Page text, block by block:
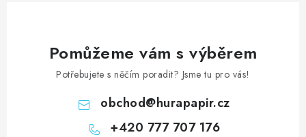
Pomůžeme vám s výběrem
Potřebujete s něčím poradit? Jsme tu pro vás!
obchod@hurapapir.cz
+420 777 707 176